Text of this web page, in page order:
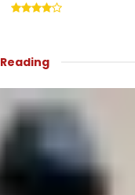
Reading